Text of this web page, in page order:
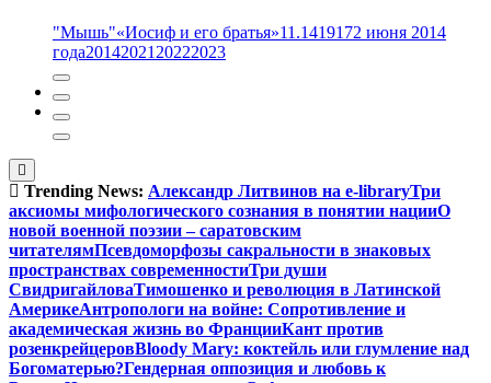
"Мышь"«Иосиф и его братья»11.1419172 июня 2014
года20142021 20222023
Trending News: Александр Литвинов на e-libraryТри
аксиомы мифологического сознания в понятии нацииО
новой военной поэзии – саратовским
читателямПсевдоморфозы сакральности в знаковых
пространствах современностиТри души
СвидригайловаТимошенко и революция в Латинской
АмерикеАнтропологи на войне: Сопротивление и
академическая жизнь во ФранцииКант против
розенкрейцеровBloody Mary: коктейль или глумление над
Богоматерью?Гендерная оппозиция и любовь к